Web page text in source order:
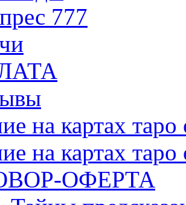
777
на картах
на картах
ОФЕРТА